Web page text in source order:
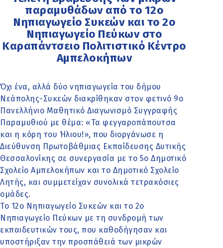
παραμυθάδων από το 12ο
Νηπιαγωγείο Συκεών και το 2ο
Νηπιαγωγείο Πεύκων στο
Καραπάντσειο Πολιτιστικό Κέντρο
Αμπελοκήπων
Όχι ένα, αλλά δύο νηπιαγωγεία του δήμου
Νεάπολης-Συκεών διακρίθηκαν στον φετινό 9ο
Πανελλήνιο Μαθητικό Διαγωνισμό Συγγραφής
Παραμυθιού με θέμα: «Τα φεγγαροπάπουτσα
και η κόρη του Ήλιου!», που διοργάνωσε η
Διεύθυνση Πρωτοβάθμιας Εκπαίδευσης Δυτικής
Θεσσαλονίκης σε συνεργασία με το 5ο Δημοτικό
Σχολείο Αμπελοκήπων και το Δημοτικό Σχολείο
Λητής, και συμμετείχαν συνολικά τετρακόσιες
ομάδες.
Το 12ο Νηπιαγωγείο Συκεών και το 2ο
Νηπιαγωγείο Πεύκων με τη συνδρομή των
εκπαιδευτικών τους, που καθοδήγησαν και
υποστήριξαν την προσπάθειά των μικρών